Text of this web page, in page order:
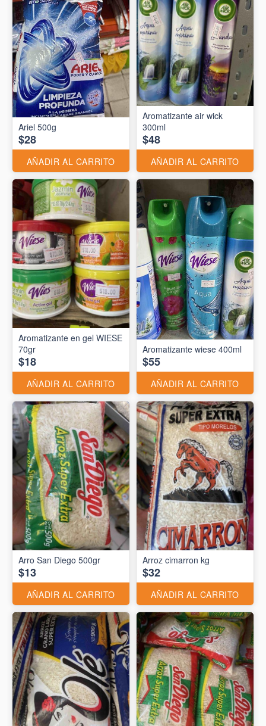
Ariel 500g
$28
AÑADIR AL CARRITO
Aromatizante air wick
300ml
$48
AÑADIR AL CARRITO
Aromatizante en gel WIESE
70gr
$18
AÑADIR AL CARRITO
Aromatizante wiese 400ml
$55
AÑADIR AL CARRITO
Arro San Diego 500gr
$13
AÑADIR AL CARRITO
Arroz cimarron kg
$32
AÑADIR AL CARRITO